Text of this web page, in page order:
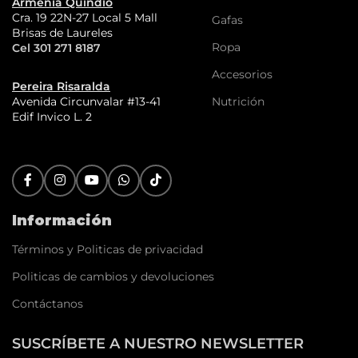
Cra. 19 22N-27 Local 5 Mall
Brisas de Laureles
Cel 301 271 8187
Pereira Risaralda
Avenida Circunvalar #13-41
Edif Invico L. 2
Gafas
Ropa
Accesorios
Nutrición
Información
Términos y Politicas de privacidad
Politicas de cambios y devoluciones
Contáctanos
SUSCRÍBETE A NUESTRO NEWSLETTER